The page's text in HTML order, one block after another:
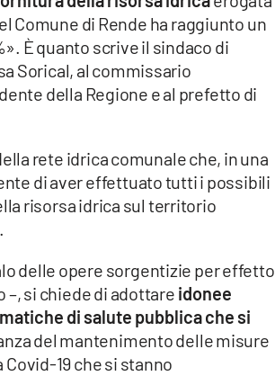
di Rende ha raggiunto un
È quanto scrive il sindaco di
Sorical, al commissario
della Regione e al prefetto di
rete idrica comunale che, in una
di aver effettuato tutti i possibili
risorsa idrica sul territorio
delle opere sorgentizie per effetto
si chiede di adottare idonee
di salute pubblica che si
del mantenimento delle misure
19 che si stanno